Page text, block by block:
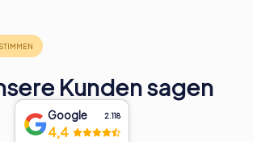
Kunden sagen
Google 2.118
4,4